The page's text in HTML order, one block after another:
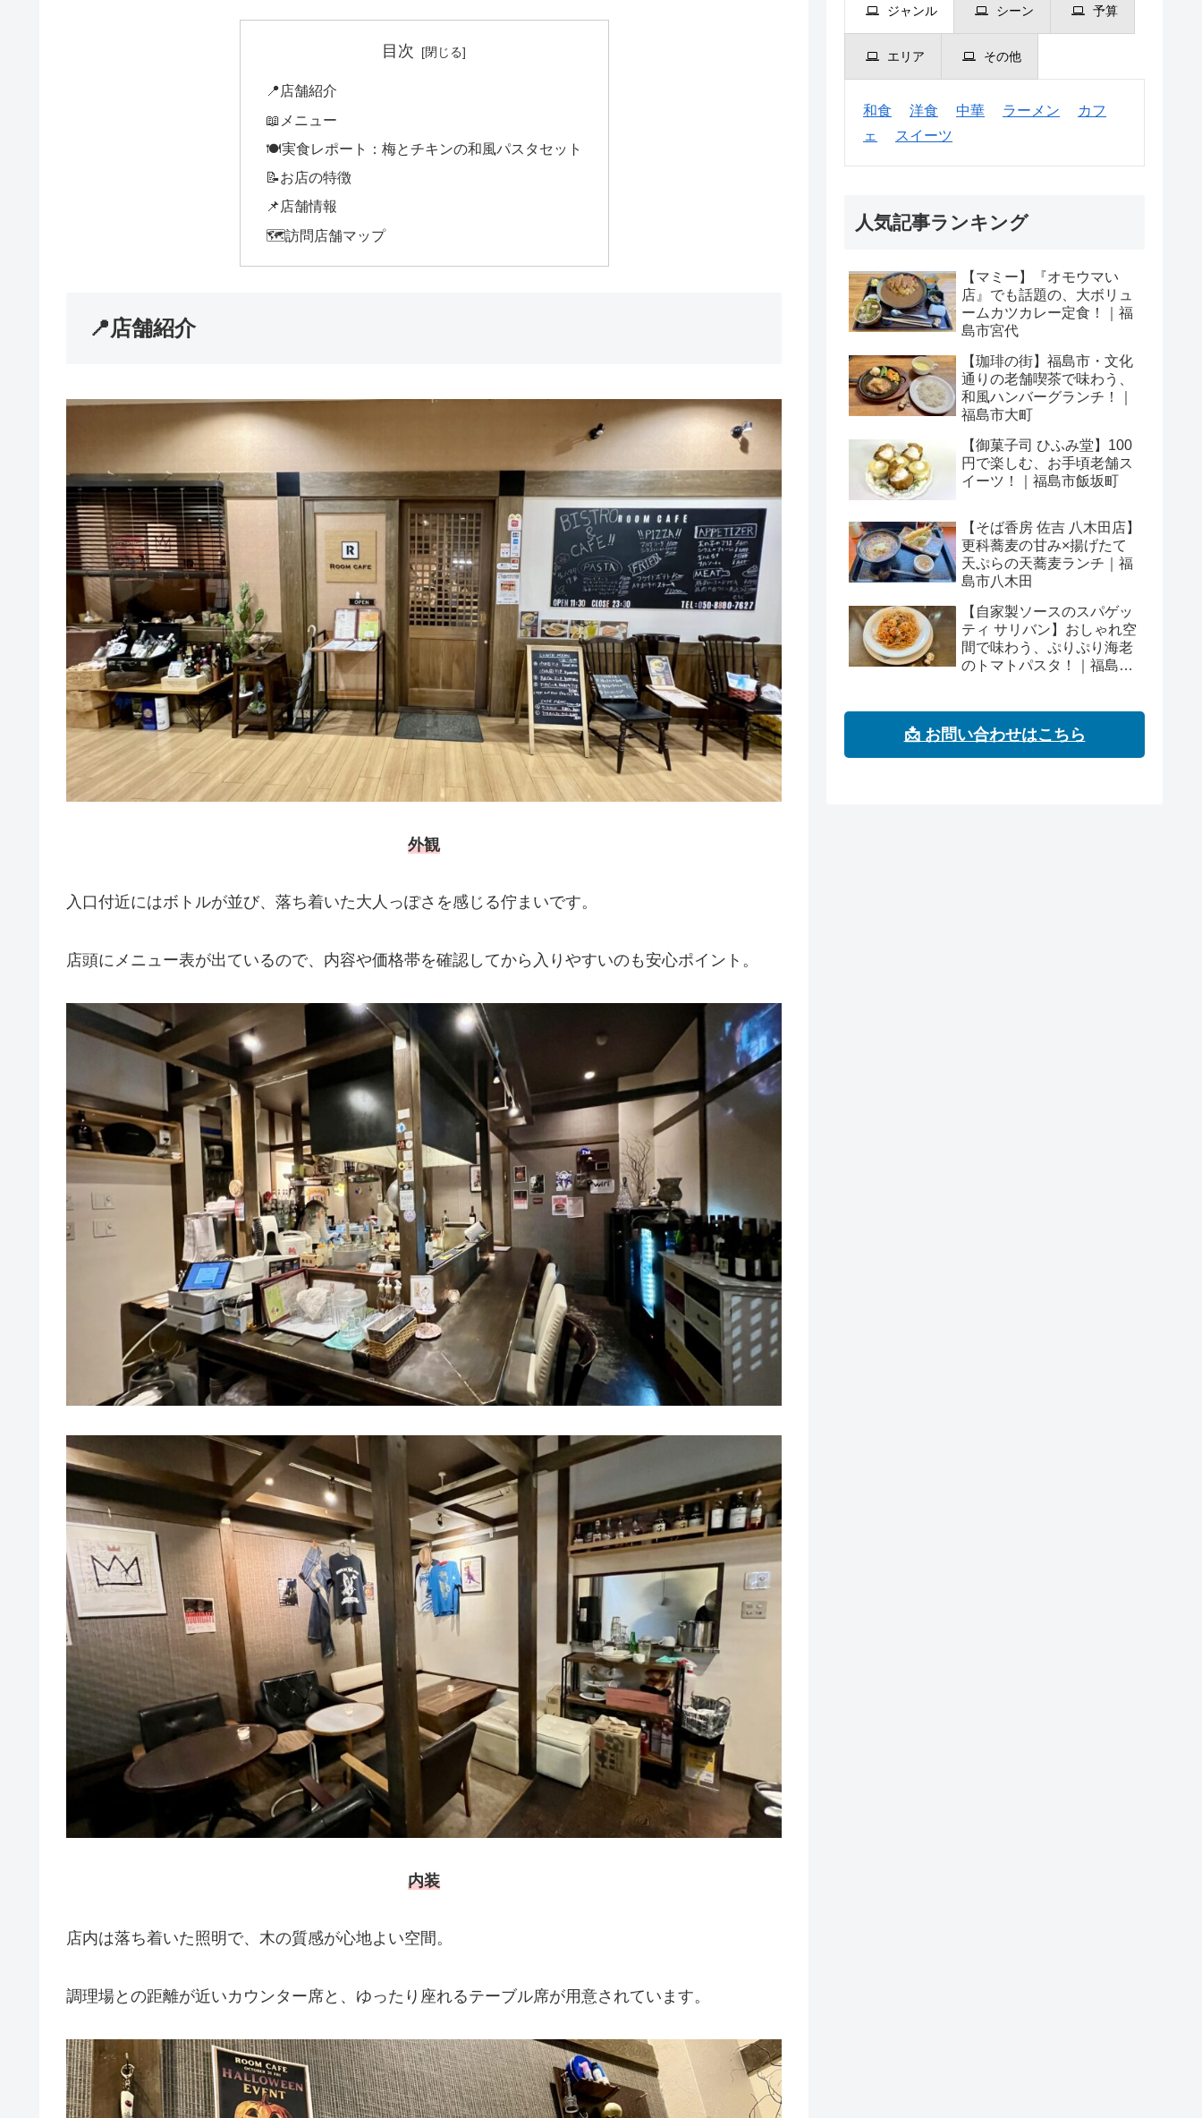
目次
📍店舗紹介
📖メニュー
🍽️実食レポート：梅とチキンの和風パスタセット
📝お店の特徴
📌店舗情報
🗺️訪問店舗マップ
📍店舗紹介
外観
入口付近にはボトルが並び、落ち着いた大人っぽさを感じる佇まいです。
店頭にメニュー表が出ているので、内容や価格帯を確認してから入りやすいのも安心ポイント。
内装
店内は落ち着いた照明で、木の質感が心地よい空間。
調理場との距離が近いカウンター席と、ゆったり座れるテーブル席が用意されています。
ジャンル シーン 予算
エリア その他
和食 洋食 中華 ラーメン
カフ
ェ
スイーツ
人気記事ランキング
【マミー】『オモウマい
店』でも話題の、大ボリュ
ームカツカレー定食！｜福
島市宮代
【珈琲の街】福島市・文化
通りの老舗喫茶で味わう、
和風ハンバーグランチ！｜
福島市大町
【御菓子司 ひふみ堂】100
円で楽しむ、お手頃老舗ス
イーツ！｜福島市飯坂町
【そば香房 佐吉 八木田店】
更科蕎麦の甘み×揚げたて
天ぷらの天蕎麦ランチ｜福
島市八木田
【自家製ソースのスパゲッ
ティ サリバン】おしゃれ空
間で味わう、ぷりぷり海老
のトマトパスタ！｜福島市
📩 お問い合わせはこちら